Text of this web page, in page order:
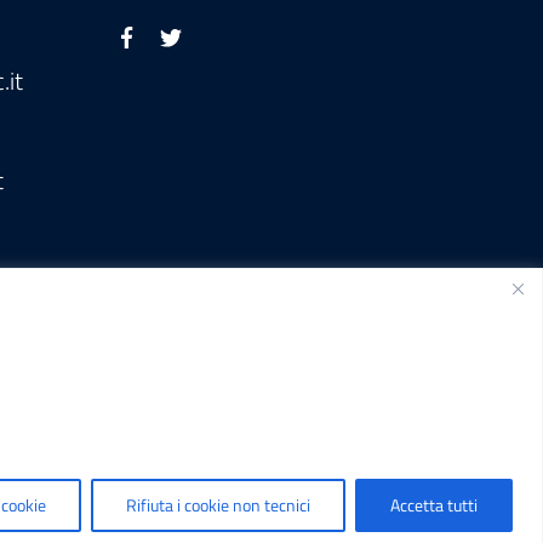
Rifiuta i cookie non tecnici Accetta tutti